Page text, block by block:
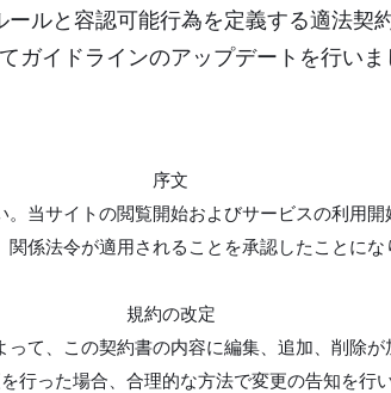
ルと容認可能行為を定義する適法契
ガイドラインのアップデートを行いま
序文
当サイトの閲覧開始およびサービスの利用
関係法令が適用されることを承認したことにな
規約の改定
て、この契約書の内容に編集、追加、削除
行った場合、合理的な方法で変更の告知を行い